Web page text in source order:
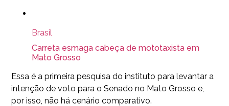
Brasil
Carreta esmaga cabeça de mototaxista em
Mato Grosso
Essa é a primeira pesquisa do instituto para levantar a
intenção de voto para o Senado no Mato Grosso e,
por isso, não há cenário comparativo.